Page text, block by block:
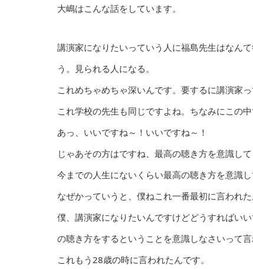
大嶋はこんな話をしています。
講演家になりたいっていう人に福島先生はなん
う。見られる人になる。
これめちゃめちゃ深いんです。要するに講演家
これ学校の先生も同じですよね。ちなみにこの
あっ、いいですね～！いいですね～！
じゃあその方はですね、最高の聴き方を意識して
今までの人生にないくらい最高の聴き方を意識し
なぜかっていうと、僕ねこれ一番最初に言われた
僕、講演家になりたいんですけどどうすればい
の聴き方をするということを意識しなさいって言
これもう28歳の時に言われたんです。